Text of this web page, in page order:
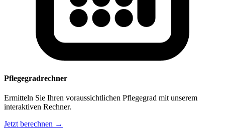
Pflegegradrechner
Ermitteln Sie Ihren voraussichtlichen Pflegegrad mit unserem
interaktiven Rechner.
Jetzt berechnen →